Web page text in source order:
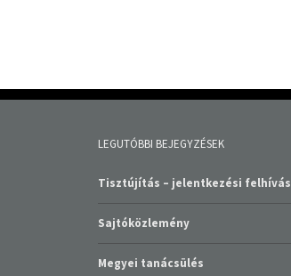
LEGUTÓBBI BEJEGYZÉSEK
Tisztújítás – jelentkezési felhívás
Sajtóközlemény
Megyei tanácsülés